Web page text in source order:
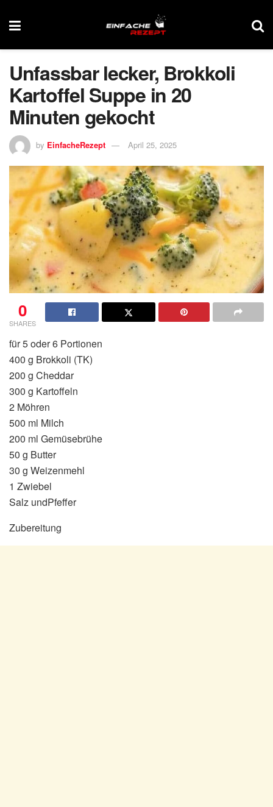
Unfassbar lecker, Brokkoli
Kartoffel Suppe in 20
Minuten gekocht
by EinfacheRezept April 25, 2025
0
SHARES
für 5 oder 6 Portionen
400 g Brokkoli (TK)
200 g Cheddar
300 g Kartoffeln
2 Möhren
500 ml Milch
200 ml Gemüsebrühe
50 g Butter
30 g Weizenmehl
1 Zwiebel
Salz undPfeffer
Zubereitung